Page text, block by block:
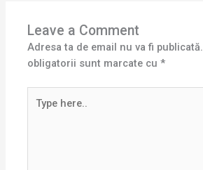
Leave a Comment
Adresa ta de email nu va fi publicată.
obligatorii sunt marcate cu*
here..